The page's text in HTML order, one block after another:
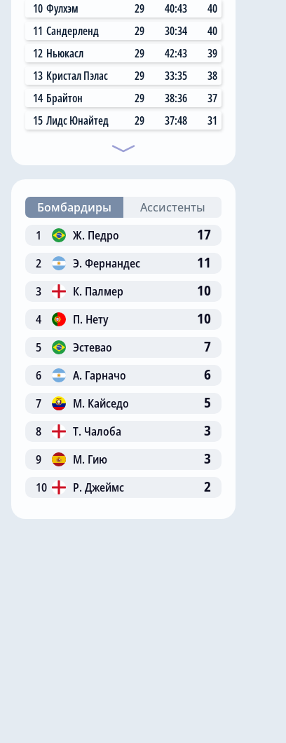
10 Фулхэм 29 40:43
40
11 Сандерленд 29 30:34
40
12 Ньюкасл 29 42:43
39
13 Кристал Пэлас 29 33:35
38
14 Брайтон 29 38:36
37
15 Лидс Юнайтед 29 37:48 31
Бомбардиры
Ассистенты
1
Ж. Педро 17
2 Э. Фернандес 11
3 К. Палмер 10
4 П. Нету 10
5 Эстевао 7
6 А. Гарначо 6
7 М. Кайседо 5
8 Т. Чалоба 3
9 М. Гию 3
10 Р. Джеймс 2